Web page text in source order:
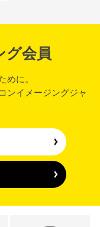
グ会員
めに。
ンイメージングジャ